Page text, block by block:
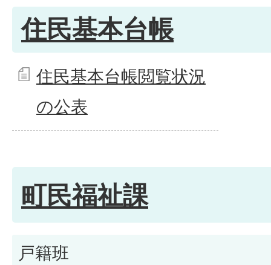
住民基本台帳
住民基本台帳閲覧状況
の公表
町民福祉課
戸籍班